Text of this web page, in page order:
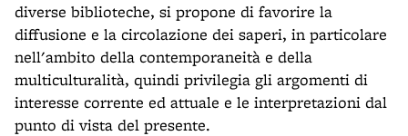
diverse biblioteche, si propone di favorire la
diffusione e la circolazione dei saperi, in particolare
nell'ambito della contemporaneità e della
multiculturalità, quindi privilegia gli argomenti di
interesse corrente ed attuale e le interpretazioni dal
punto di vista del presente.